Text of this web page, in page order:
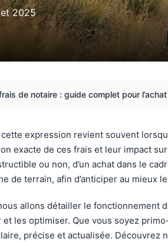
2025
de notaire : guide complet pour l’achat
cette expression revient souvent
exacte de ces frais et leur impact
ou non, d’un achat dans le
de terrain, afin d’anticiper au mieux
allons détailler le fonctionnement
les optimiser. Que vous soyez
précise et actualisée. Découvrez